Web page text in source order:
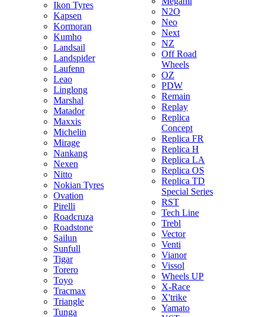
Ikon Tyres
Kapsen
Kormoran
Kumho
Landsail
Landspider
Laufenn
Leao
Linglong
Marshal
Matador
Maxxis
Michelin
Mirage
Nankang
Nexen
Nitto
Nokian Tyres
Ovation
Pirelli
Roadcruza
Roadstone
Sailun
Sunfull
Tigar
Torero
Toyo
Tracmax
Triangle
Tunga
N2O
Neo
Next
NZ
Off Road
Wheels
OZ
PDW
Remain
Replay
Replica
Concept
Replica FR
Replica H
Replica LA
Replica OS
Replica TD
Special Series
RST
Tech Line
Trebl
Vector
Venti
Vianor
Vissol
Wheels UP
X-Race
X'trike
Yamato